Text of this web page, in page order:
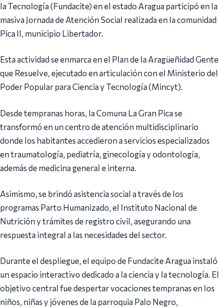
la Tecnología (Fundacite) en el estado Aragua participó en la
masiva Jornada de Atención Social realizada en la comunidad
Pica II, municipio Libertador.
Esta actividad se enmarca en el Plan de la Aragüeñidad Gente
que Resuelve, ejecutado en articulación con el Ministerio del
Poder Popular para Ciencia y Tecnología (Mincyt).
Desde tempranas horas, la Comuna La Gran Pica se
transformó en un centro de atención multidisciplinario
donde los habitantes accedieron a servicios especializados
en traumatología, pediatría, ginecología y odontología,
además de medicina general e interna.
Asimismo, se brindó asistencia social a través de los
programas Parto Humanizado, el Instituto Nacional de
Nutrición y trámites de registro civil, asegurando una
respuesta integral a las necesidades del sector.
Durante el despliegue, el equipo de Fundacite Aragua instaló
un espacio interactivo dedicado a la ciencia y la tecnología. El
objetivo central fue despertar vocaciones tempranas en los
niños, niñas y jóvenes de la parroquia Palo Negro,